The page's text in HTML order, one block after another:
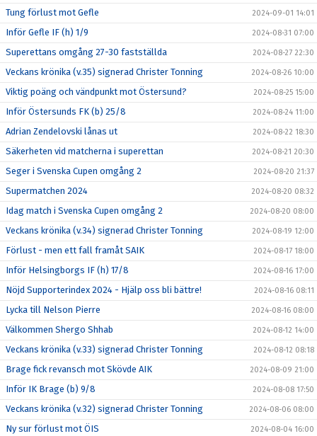
Tung förlust mot Gefle 2024-09-01 14:01
Inför Gefle IF (h) 1/9 2024-08-31 07:00
Superettans omgång 27-30 fastställda 2024-08-27 22:30
Veckans krönika (v.35) signerad Christer Tonning 2024-08-26 10:00
Viktig poäng och vändpunkt mot Östersund? 2024-08-25 15:00
Inför Östersunds FK (b) 25/8 2024-08-24 11:00
Adrian Zendelovski lånas ut 2024-08-22 18:30
Säkerheten vid matcherna i superettan 2024-08-21 20:30
Seger i Svenska Cupen omgång 2 2024-08-20 21:37
Supermatchen 2024 2024-08-20 08:32
Idag match i Svenska Cupen omgång 2 2024-08-20 08:00
Veckans krönika (v.34) signerad Christer Tonning 2024-08-19 12:00
Förlust - men ett fall framåt SAIK 2024-08-17 18:00
Inför Helsingborgs IF (h) 17/8 2024-08-16 17:00
Nöjd Supporterindex 2024 - Hjälp oss bli bättre! 2024-08-16 08:11
Lycka till Nelson Pierre 2024-08-16 08:00
Välkommen Shergo Shhab 2024-08-12 14:00
Veckans krönika (v.33) signerad Christer Tonning 2024-08-12 08:18
Brage fick revansch mot Skövde AIK 2024-08-09 21:00
Inför IK Brage (b) 9/8 2024-08-08 17:50
Veckans krönika (v.32) signerad Christer Tonning 2024-08-06 08:00
Ny sur förlust mot ÖIS 2024-08-04 16:00